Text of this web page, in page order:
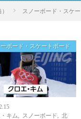
スノーボード・スケ
ボード・スケートボード
キム
スノーボード
北